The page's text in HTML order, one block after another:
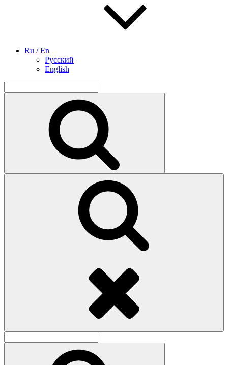
Ru / En
Русский
English